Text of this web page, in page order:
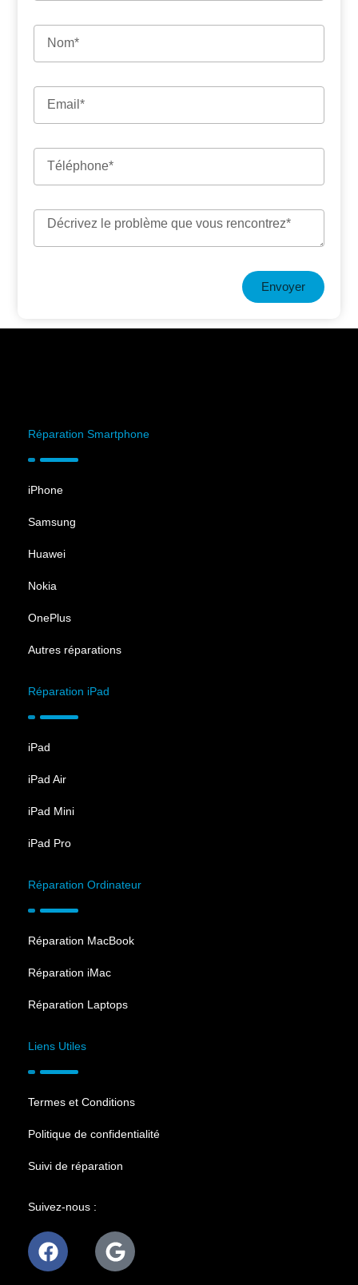
Envoyer
Réparation Smartphone
iPhone
Samsung
Huawei
Nokia
OnePlus
Autres réparations
Réparation iPad
iPad
iPad Air
iPad Mini
iPad Pro
Réparation Ordinateur
Réparation MacBook
Réparation iMac
Réparation Laptops
Liens Utiles
Termes et Conditions
Politique de confidentialité
Suivi de réparation
Suivez-nous :